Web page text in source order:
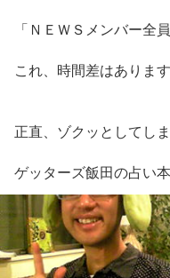
「ＮＥＷＳメンバー全
これ、時間差はありま
正直、ゾクッとしてしま
ゲッターズ飯田の占い